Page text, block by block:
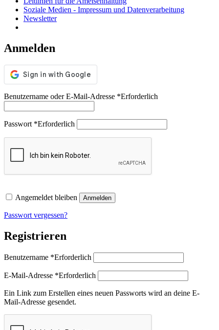
Soziale Medien - Impressum und Datenverarbeitung
Newsletter
Anmelden
Benutzername oder E-Mail-Adresse *Erforderlich
Passwort *Erforderlich
Angemeldet bleiben Anmelden
Passwort vergessen?
Registrieren
Benutzername *Erforderlich
E-Mail-Adresse *Erforderlich
Ein Link zum Erstellen eines neuen Passworts wird an deine E-
Mail-Adresse gesendet.